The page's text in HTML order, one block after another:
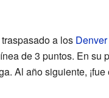
a los
de 3 puntos. En su
Al año siguiente, ¡fue